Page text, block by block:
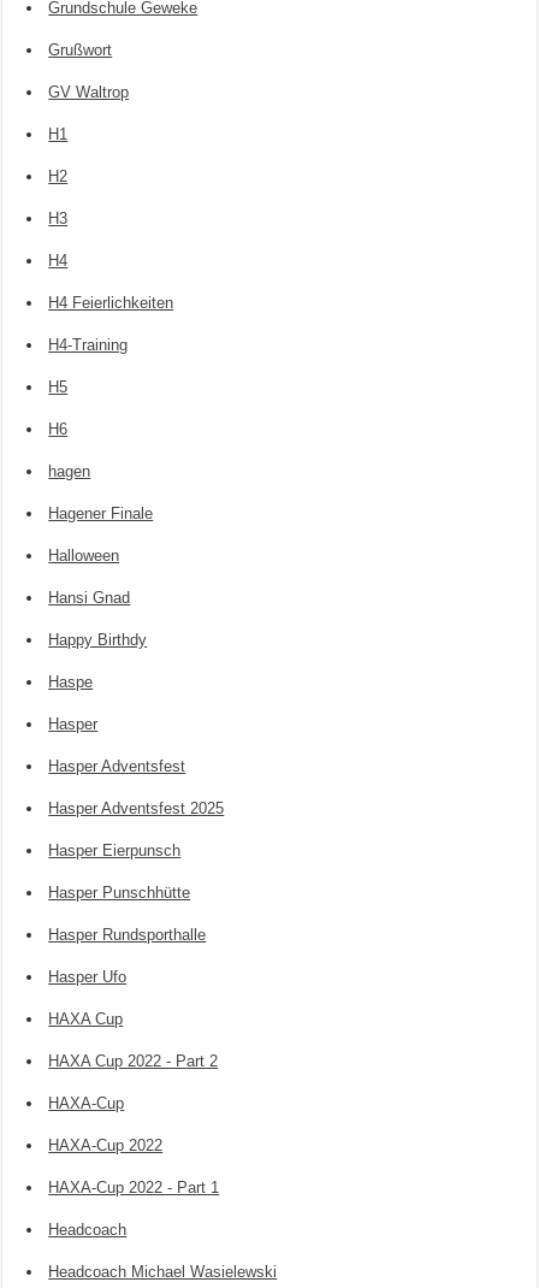
Grundschule Geweke
Grußwort
GV Waltrop
H1
H2
H3
H4
H4 Feierlichkeiten
H4-Training
H5
H6
hagen
Hagener Finale
Halloween
Hansi Gnad
Happy Birthdy
Haspe
Hasper
Hasper Adventsfest
Hasper Adventsfest 2025
Hasper Eierpunsch
Hasper Punschhütte
Hasper Rundsporthalle
Hasper Ufo
HAXA Cup
HAXA Cup 2022 - Part 2
HAXA-Cup
HAXA-Cup 2022
HAXA-Cup 2022 - Part 1
Headcoach
Headcoach Michael Wasielewski